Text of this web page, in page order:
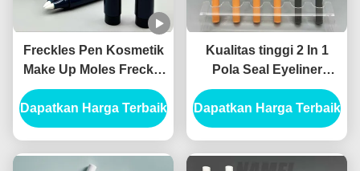
Freckles Pen Kosmetik
Make Up Moles Freckle
Pen Custom Logo OEM
Grosir Freckle Pen
Container
Dapatkan Harga Terbaik
Kualitas tinggi 2 In 1
Pola Seal Eyeliner
Eyeliner Cairan Eyeliner
Kosmetik Eyeliner
Kemasan Canthus
Dapatkan Harga Terbaik